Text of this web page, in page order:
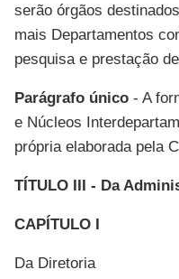
serão órgãos
mais Departamentos
pesquisa e prestação
Parágrafo único - A
e Núcleos
própria elaborada pela
TÍTULO III - Da
CAPÍTULO I
Da Diretoria